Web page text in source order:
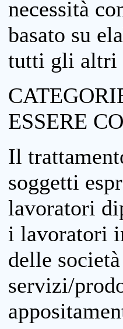
necessità
basato su
tutti gli altri
ESSERE
Il
soggetti
lavoratori
i lavoratori
delle
servizi/